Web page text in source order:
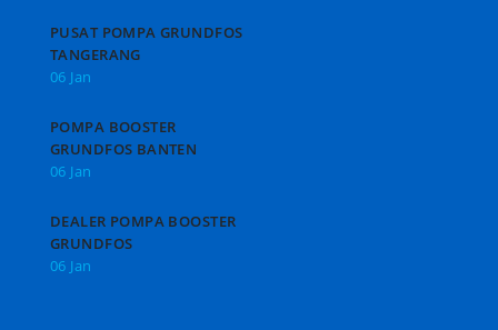
PUSAT POMPA GRUNDFOS
TANGERANG
06 Jan
POMPA BOOSTER
GRUNDFOS BANTEN
06 Jan
DEALER POMPA BOOSTER
GRUNDFOS
06 Jan